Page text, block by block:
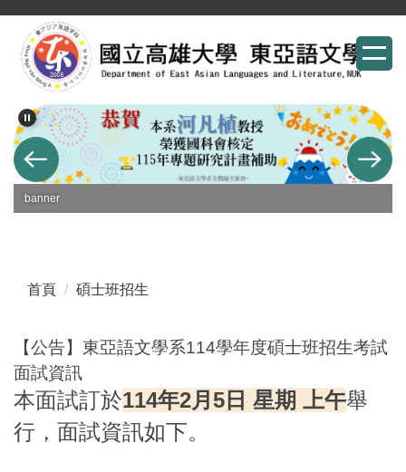
到
內
容
區
banner
首頁 碩士班招生
【公告】東亞語文學系114學年度碩士班招生考試
面試資訊
本面試訂於114年2月5日 星期 上午舉
行，面試資訊如下。